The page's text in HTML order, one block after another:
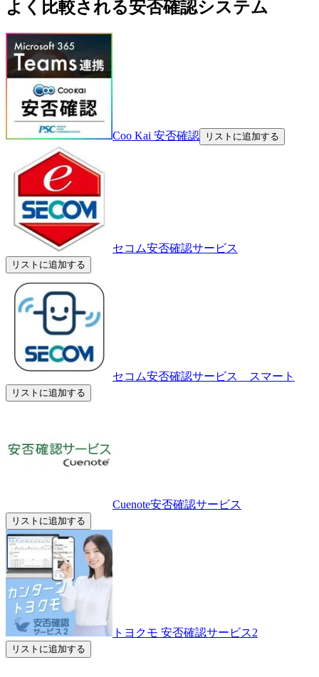
よく比較される安否確認システム
Coo Kai 安否確認 リストに追加する
セコム安否確認サービス
リストに追加する
セコム安否確認サービス スマート
リストに追加する
Cuenote安否確認サービス
リストに追加する
トヨクモ 安否確認サービス2
リストに追加する